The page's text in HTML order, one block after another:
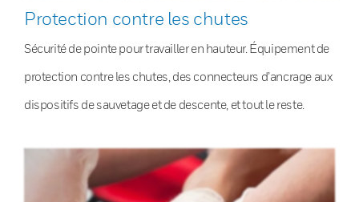
Protection contre les chutes
Sécurité de pointe pour travailler en hauteur. Équipement de
protection contre les chutes, des connecteurs d’ancrage aux
dispositifs de sauvetage et de descente, et tout le reste.